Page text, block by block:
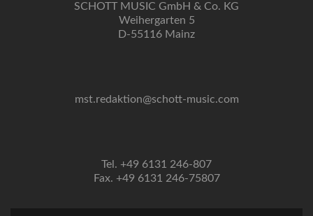
SCHOTT MUSIC GmbH & Co. KG
Weihergarten 5
D-55116 Mainz
mst.redaktion@schott-music.com
Tel. +49 6131 246-807
Fax. +49 6131 246-75807